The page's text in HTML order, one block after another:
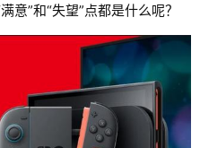
意”和“失望”点都是什么呢？